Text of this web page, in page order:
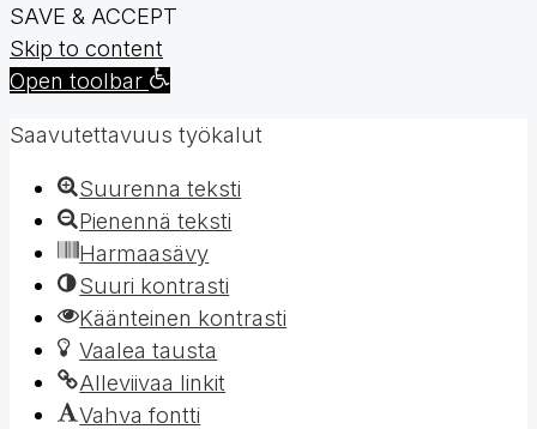
SAVE & ACCEPT
Skip to content
Open toolbar
Saavutettavuus työkalut
Suurenna teksti
Pienennä teksti
Harmaasävy
Suuri kontrasti
Käänteinen kontrasti
Vaalea tausta
Alleviivaa linkit
Vahva fontti